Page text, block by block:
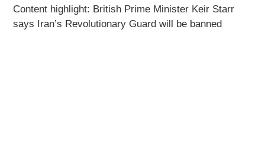
Content highlight: British Prime Minister Keir Starr
says Iran’s Revolutionary Guard will be banned